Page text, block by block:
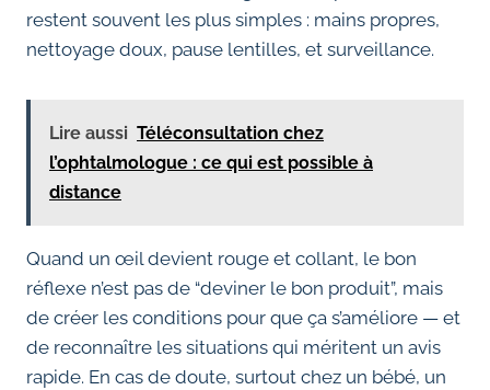
restent souvent les plus simples : mains propres,
nettoyage doux, pause lentilles, et surveillance.
Lire aussi Téléconsultation chez
l’ophtalmologue : ce qui est possible à
distance
Quand un œil devient rouge et collant, le bon
réflexe n’est pas de “deviner le bon produit”, mais
de créer les conditions pour que ça s’améliore — et
de reconnaître les situations qui méritent un avis
rapide. En cas de doute, surtout chez un bébé, un